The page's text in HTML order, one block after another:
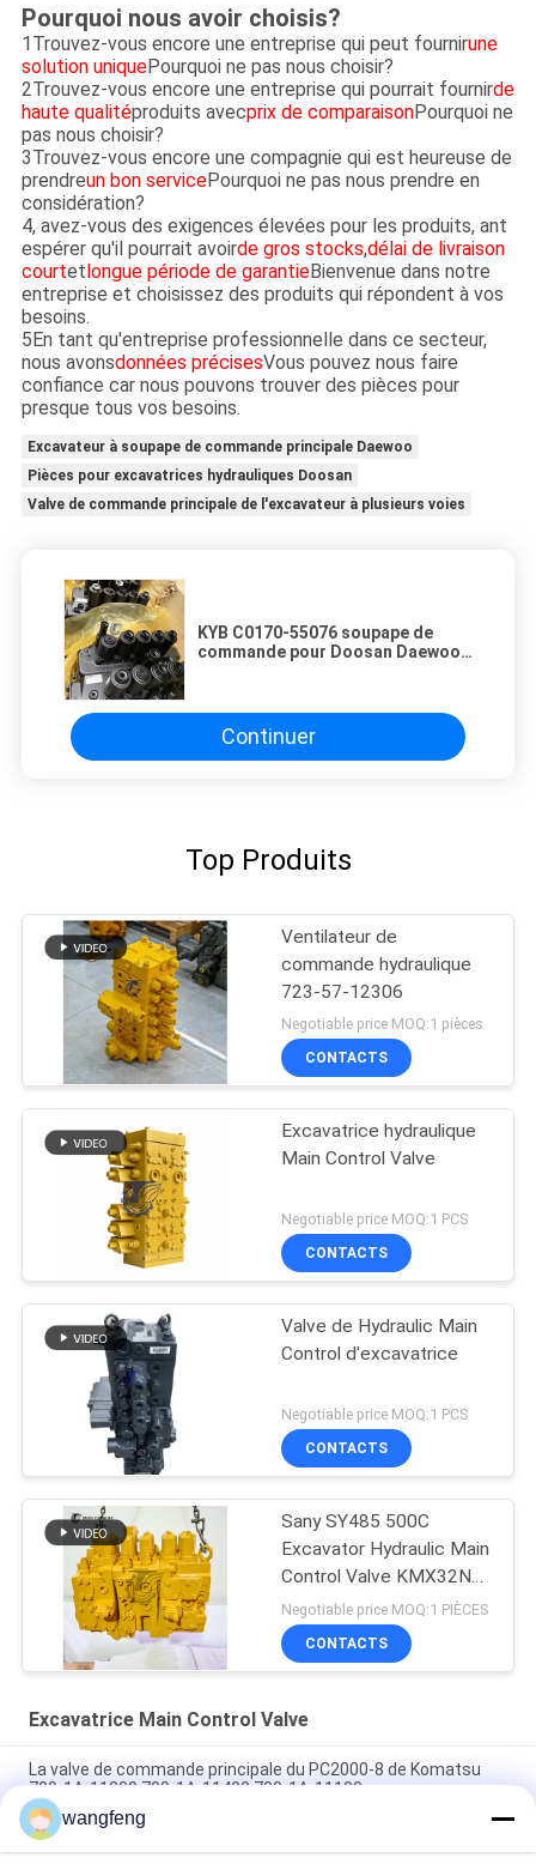
Pourquoi nous avoir choisis?
1Trouvez-vous encore une entreprise qui peut fournirune
solution uniquePourquoi ne pas nous choisir?
2Trouvez-vous encore une entreprise qui pourrait fournirde
haute qualitéproduits avecprix de comparaisonPourquoi ne
pas nous choisir?
3Trouvez-vous encore une compagnie qui est heureuse de
prendreun bon servicePourquoi ne pas nous prendre en
considération?
4, avez-vous des exigences élevées pour les produits, ant
espérer qu'il pourrait avoirde gros stocks,délai de livraison
courtetlongue période de garantieBienvenue dans notre
entreprise et choisissez des produits qui répondent à vos
besoins.
5En tant qu'entreprise professionnelle dans ce secteur,
nous avonsdonnées précisesVous pouvez nous faire
confiance car nous pouvons trouver des pièces pour
presque tous vos besoins.
Excavateur à soupape de commande principale Daewoo
Pièces pour excavatrices hydrauliques Doosan
Valve de commande principale de l'excavateur à plusieurs voies
KYB C0170-55076 soupape de
commande pour Doosan Daewoo
Continuer
Top Produits
Ventilateur de
commande hydraulique
723-57-12306
Negotiable price MOQ:1 pièces
CONTACTS
Excavatrice hydraulique
Main Control Valve
Negotiable price MOQ:1 PCS
CONTACTS
Valve de Hydraulic Main
Control d'excavatrice
Negotiable price MOQ:1 PCS
CONTACTS
Sany SY485 500C
Excavator Hydraulic Main
Control Valve KMX32NA
High Quality
Negotiable price MOQ:1 PIÈCES
CONTACTS
Excavatrice Main Control Valve
La valve de commande principale du PC2000-8 de Komatsu
709-1A-11300 709-1A-11400 709-1A-11100
PC160LC-7 PC160-7 Ventilateur de commande Excavateur
Komatsu, 723-57-16100 Excavateur pièces principales
wangfeng